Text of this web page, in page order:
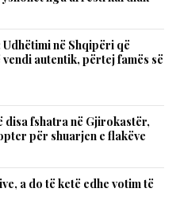
në Shqipëri që
autentik, përtej famës së
disa fshatra në Gjirokastër,
për shuarjen e flakëve
a do të ketë edhe votim të